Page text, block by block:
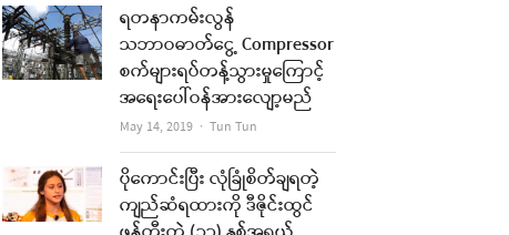
ရတနာကမ်းလွန်
သဘာဝဓာတ်ငွေ့ Compressor
စက်များရပ်တန့်သွားမှုကြောင့်
အရေးပေါ်ဝန်အားလျော့မည်
May 14, 2019 Author
Tun Tun
ပိုကောင်းပြီး လုံခြုံစိတ်ချရတဲ့
ကျည်ဆံရထားကို ဒီဇိုင်းထွင်